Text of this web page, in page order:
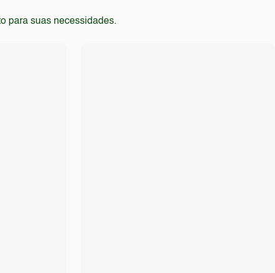
para suas necessidades.